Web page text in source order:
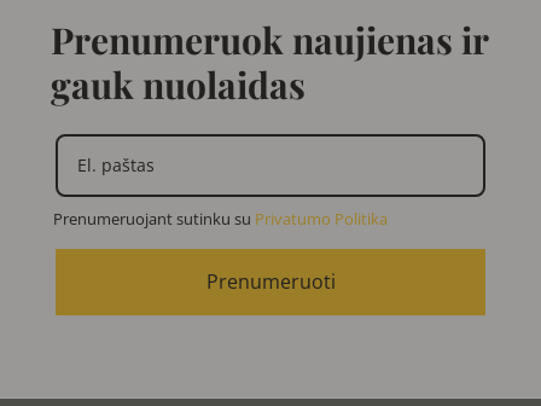
Prenumeruok naujienas ir
gauk nuolaidas
Prenumeruojant sutinku su Privatumo Politika
Prenumeruoti